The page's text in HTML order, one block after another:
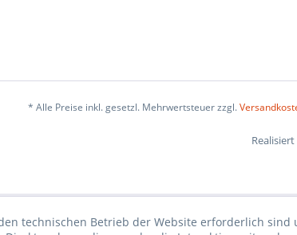
* Alle Preise inkl. gesetzl. Mehrwertsteuer zzgl.
technischen Betrieb der Website erforderlich